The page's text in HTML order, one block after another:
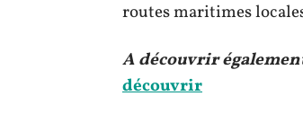
routes maritimes
A découvrir
découvrir